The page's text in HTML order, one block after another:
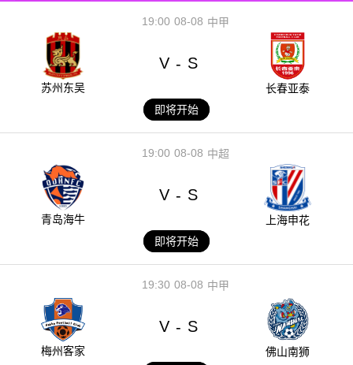
08-08
19:00 中甲
苏州东吴
V - S
长春亚泰
即将开始
08-08
19:00 中超
青岛海牛
V - S
上海申花
即将开始
08-08
19:30 中甲
梅州客家
V - S
佛山南狮